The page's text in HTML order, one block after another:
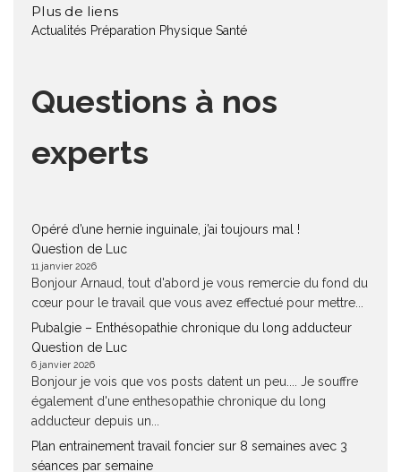
Plus de liens
Actualités Préparation Physique Santé
Questions à nos
experts
Opéré d’une hernie inguinale, j’ai toujours mal !
Question de Luc
11 janvier 2026
Bonjour Arnaud, tout d'abord je vous remercie du fond du
cœur pour le travail que vous avez effectué pour mettre...
Pubalgie – Enthésopathie chronique du long adducteur
Question de Luc
6 janvier 2026
Bonjour je vois que vos posts datent un peu.... Je souffre
également d'une enthesopathie chronique du long
adducteur depuis un...
Plan entrainement travail foncier sur 8 semaines avec 3
séances par semaine